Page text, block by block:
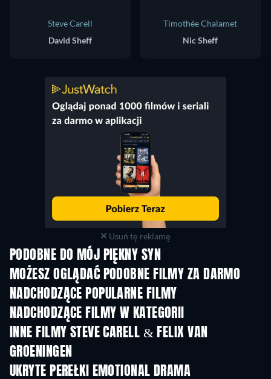
Steve Carell
David Sheff
Timothée Chalamet
Nic Sheff
Usuń tę reklamę
PODOBNE DO MÓJ PIĘKNY SYN
MOŻESZ OGLĄDAĆ PODOBNE FILMY ZA DARMO
NADCHODZĄCE POPULARNE FILMY
NADCHODZĄCE FILMY W KATEGORII
INNE FILMY STEVE CARELL & FELIX VAN
GROENINGEN
UKRYTE PEREŁKI EMOTIONAL DRAMA